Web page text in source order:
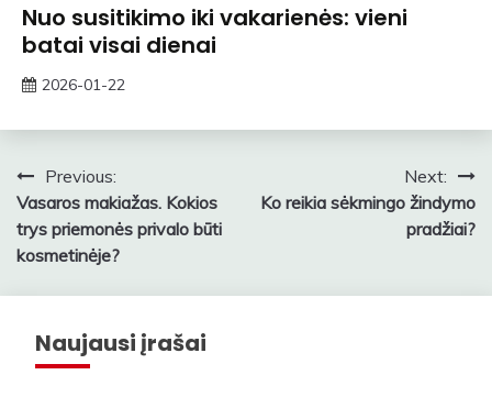
Nuo susitikimo iki vakarienės: vieni
batai visai dienai
2026-01-22
Navigacija
tarp
įrašų
Previous:
Vasaros makiažas. Kokios
trys priemonės privalo būti
kosmetinėje?
Next:
Ko reikia sėkmingo žindymo
pradžiai?
Naujausi įrašai